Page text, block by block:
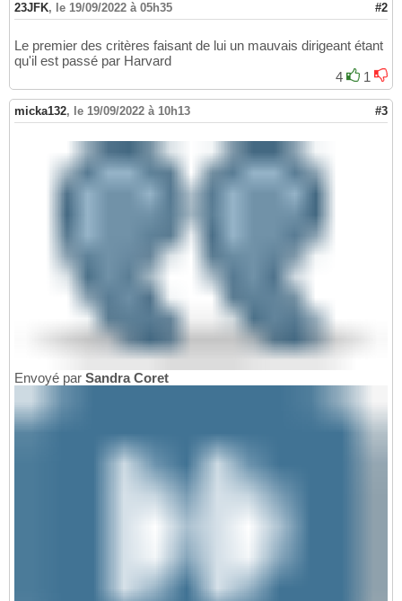
23JFK, le 19/09/2022 à 05h35 #2
Le premier des critères faisant de lui un mauvais dirigeant étant
qu'il est passé par Harvard
4
1
micka132, le 19/09/2022 à 10h13 #3
Envoyé par Sandra Coret